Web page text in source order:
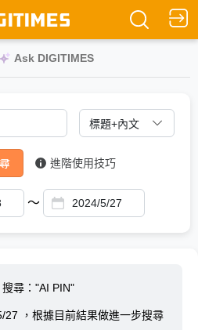
Ask DIGITIMES
進階使用技巧
～
搜尋："AI PIN"
27 ，根據目前結果做進一步搜尋